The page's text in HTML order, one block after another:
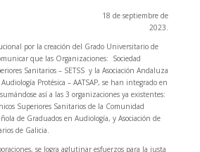
18 de septiembre de
2023.
por la creación del Grado Universitario de
que las Organizaciones: Sociedad
Sanitarios – SETSS y la Asociación Andaluza
Protésica – AATSAP, se han integrado en
así a las 3 organizaciones ya existentes:
Superiores Sanitarios de la Comunidad
de Graduados en Audiología, y Asociación de
de Galicia.
se logra aglutinar esfuerzos para la justa